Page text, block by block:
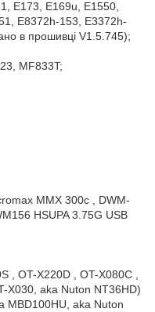
E173, E169u, E1550,
E8372h-153, E3372h-
в прошивці V1.5.745);
MF833T;
MMX 300c , DWM-
HSUPA 3.75G USB
, OT-X220D , OT-X080C ,
X030, aka Nuton NT36HD)
MBD100HU, aka Nuton